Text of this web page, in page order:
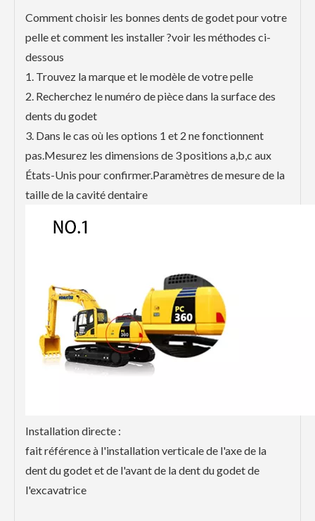
Comment choisir les bonnes dents de godet pour votre
pelle et comment les installer ?voir les méthodes ci-
dessous
1. Trouvez la marque et le modèle de votre pelle
2. Recherchez le numéro de pièce dans la surface des
dents du godet
3. Dans le cas où les options 1 et 2 ne fonctionnent
pas.Mesurez les dimensions de 3 positions a,b,c aux
États-Unis pour confirmer.Paramètres de mesure de la
taille de la cavité dentaire
Installation directe :
fait référence à l'installation verticale de l'axe de la
dent du godet et de l'avant de la dent du godet de
l'excavatrice